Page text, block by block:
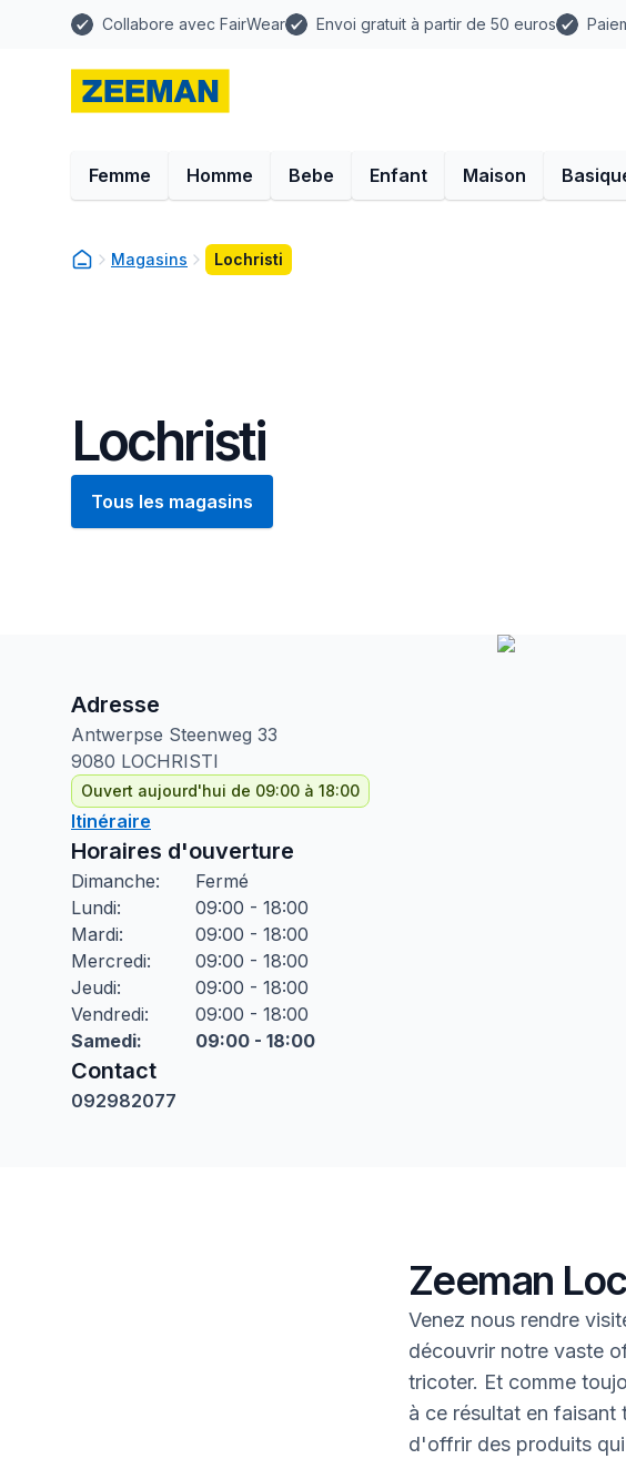
Collabore avec FairWear Envoi gratuit à partir de 50 euros
Femme Homme Bebe Enfant Maison
Magasins Lochristi
Lochristi
Tous les magasins
Adresse
Antwerpse Steenweg 33
9080 LOCHRISTI
Ouvert aujourd'hui de 09:00 à 18:00
Itinéraire
Horaires d'ouverture
Dimanche:
Fermé
Lundi:
09:00 - 18:00
Mardi:
09:00 - 18:00
Mercredi:
09:00 - 18:00
Jeudi:
09:00 - 18:00
Vendredi:
09:00 - 18:00
Samedi: 09:00 - 18:00
Contact
092982077
Zeeman
Venez nous rendre
découvrir notre vaste
tricoter. Et comme
à ce résultat en faisant
d'offrir des produits